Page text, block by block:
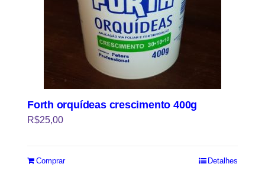
Forth orquídeas crescimento 400g
R$25,00
Comprar Detalhes